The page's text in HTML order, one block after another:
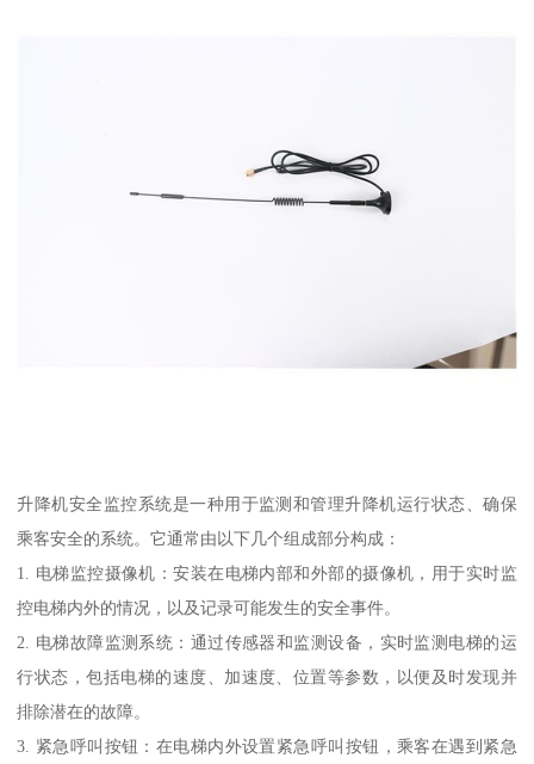
升降机安全监控系统是一种用于监测和管理升降机运行状态、确保
乘客安全的系统。它通常由以下几个组成部分构成：
1. 电梯监控摄像机：安装在电梯内部和外部的摄像机，用于实时监
控电梯内外的情况，以及记录可能发生的安全事件。
2. 电梯故障监测系统：通过传感器和监测设备，实时监测电梯的运
行状态，包括电梯的速度、加速度、位置等参数，以便及时发现并
排除潜在的故障。
3. 紧急呼叫按钮：在电梯内外设置紧急呼叫按钮，乘客在遇到紧急